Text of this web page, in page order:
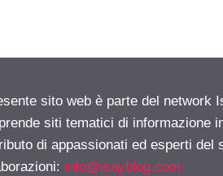
sito web è parte del network
siti tematici di informazione
di appassionati ed esperti del
info@isayblog.com